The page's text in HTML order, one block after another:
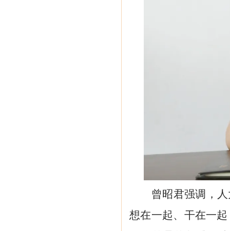
曾昭君强调，
想在一起、干在一